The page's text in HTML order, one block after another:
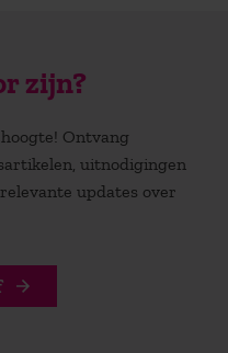
zijn?
Ontvang
uitnodigingen
updates over